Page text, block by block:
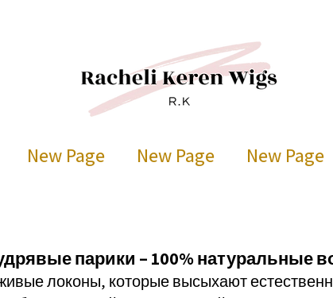
New Page
New Page
New Page
парики – 100% натуральные
локоны, которые высыхают